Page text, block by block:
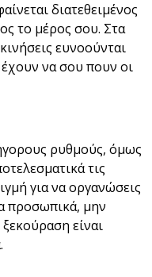
διατεθειμένος
το μέρος σου. Στα
ευνοούνται
έχουν να σου πουν οι
ρυθμούς, όμως
τις
για να οργανώσεις
προσωπικά, μην
είναι